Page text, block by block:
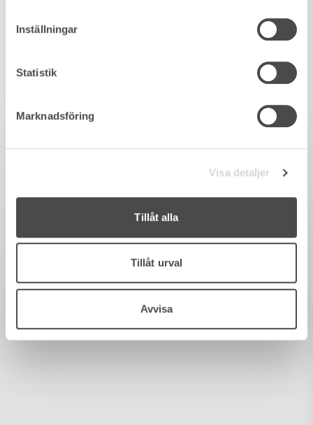
Inställningar
Statistik
Marknadsföring
Visa detaljer
Tillåt alla
Tillåt urval
Avvisa